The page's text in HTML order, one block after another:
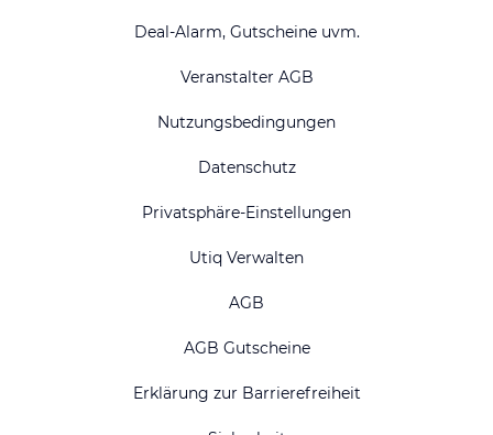
Deal-Alarm, Gutscheine uvm.
Veranstalter AGB
Nutzungsbedingungen
Datenschutz
Privatsphäre-Einstellungen
Utiq Verwalten
AGB
AGB Gutscheine
Erklärung zur Barrierefreiheit